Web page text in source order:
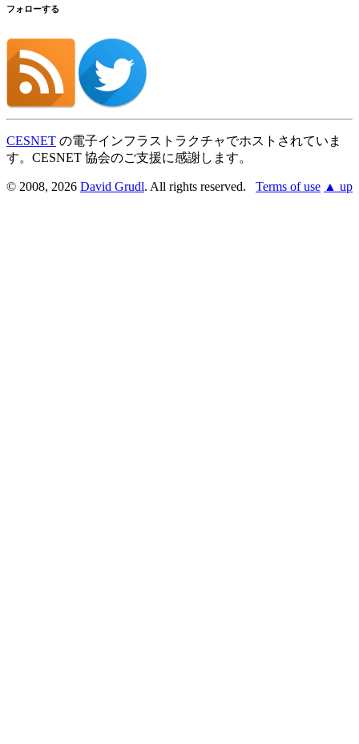
フォローする
CESNET の電子インフラストラクチャでホストされていま
す。CESNET 協会のご支援に感謝します。
© 2008, 2026 David Grudl. All rights reserved. Terms of use ▲ up